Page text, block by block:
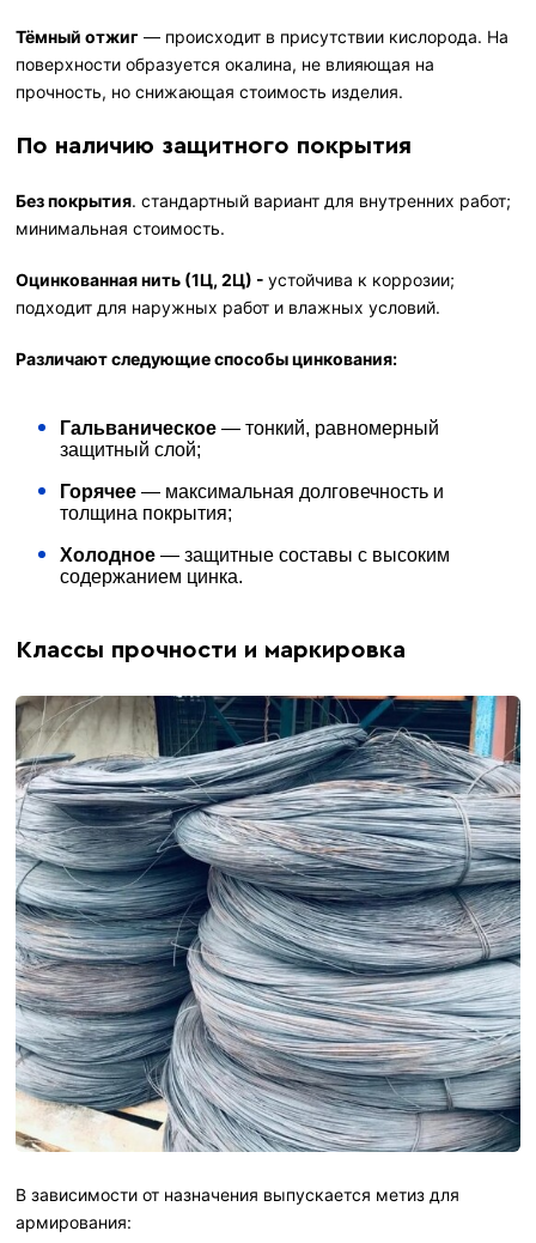
Тёмный отжиг — происходит в присутствии кислорода. На
поверхности образуется окалина, не влияющая на
прочность, но снижающая стоимость изделия.
По наличию защитного покрытия
Без покрытия. стандартный вариант для внутренних работ;
минимальная стоимость.
Оцинкованная нить (1Ц, 2Ц) -устойчива к коррозии;
подходит для наружных работ и влажных условий.
Различают следующие способы цинкования:
Гальваническое — тонкий, равномерный
защитный слой;
Горячее — максимальная долговечность и
толщина покрытия;
Холодное — защитные составы с высоким
содержанием цинка.
Классы прочности и маркировка
В зависимости от назначения выпускается метиз для
армирования: